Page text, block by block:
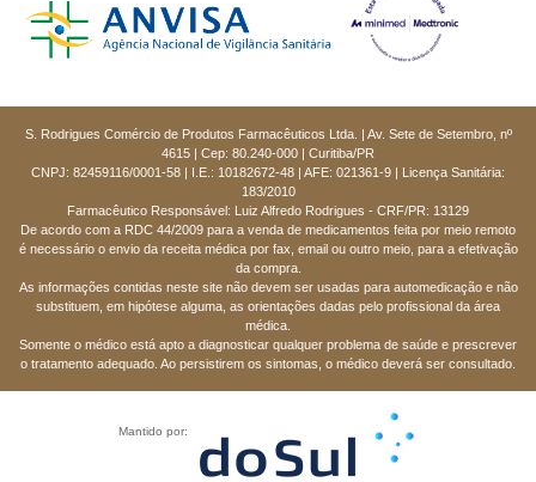
S. Rodrigues Comércio de Produtos Farmacêuticos Ltda. | Av. Sete de Setembro, nº
4615 | Cep: 80.240-000 | Curitiba/PR
CNPJ: 82459116/0001-58 | I.E.: 10182672-48 | AFE: 021361-9 | Licença Sanitária:
183/2010
Farmacêutico Responsável: Luiz Alfredo Rodrigues - CRF/PR: 13129
De acordo com a RDC 44/2009 para a venda de medicamentos feita por meio remoto
é necessário o envio da receita médica por fax, email ou outro meio, para a efetivação
da compra.
As informações contidas neste site não devem ser usadas para automedicação e não
substituem, em hipótese alguma, as orientações dadas pelo profissional da área
médica.
Somente o médico está apto a diagnosticar qualquer problema de saúde e prescrever
o tratamento adequado. Ao persistirem os sintomas, o médico deverá ser consultado.
Mantido por: